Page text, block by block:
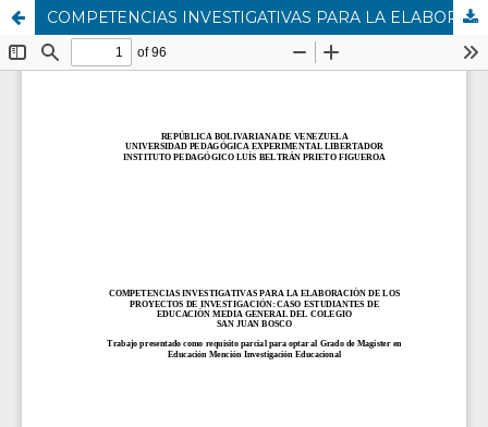
COMPETENCIAS INVESTIGATIVAS PARA LA ELABORACIÒN DE LOS PROYECTOS DE INVESTIGACIÓN: CASO ESTUDIANTES DE EDUCACIÒN MEDIA GENERAL DEL COLEGIO SAN JUAN BOSCO